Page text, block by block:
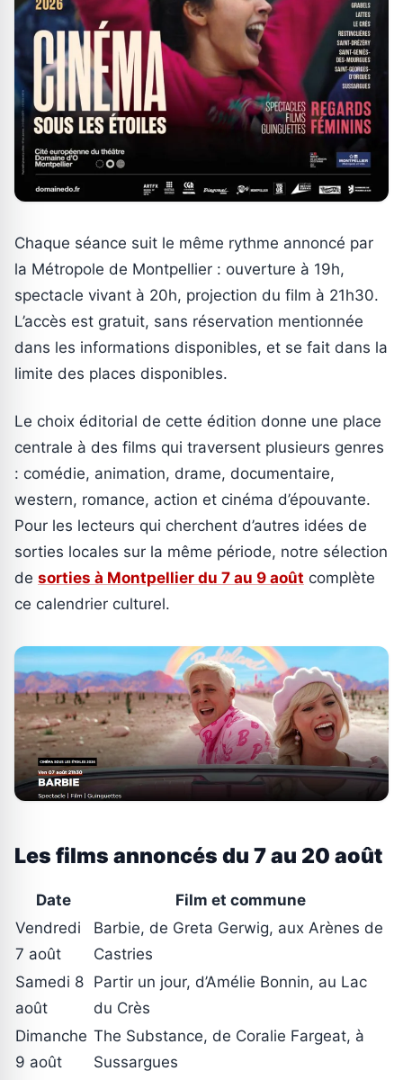
Chaque séance suit le même rythme annoncé par
la Métropole de Montpellier : ouverture à 19h,
spectacle vivant à 20h, projection du film à 21h30.
L’accès est gratuit, sans réservation mentionnée
dans les informations disponibles, et se fait dans la
limite des places disponibles.
Le choix éditorial de cette édition donne une place
centrale à des films qui traversent plusieurs genres
: comédie, animation, drame, documentaire,
western, romance, action et cinéma d’épouvante.
Pour les lecteurs qui cherchent d’autres idées de
sorties locales sur la même période, notre sélection
de sorties à Montpellier du 7 au 9 août complète
ce calendrier culturel.
Les films annoncés du 7 au 20 août
Date
Film et commune
Vendredi
7 août
Barbie, de Greta Gerwig, aux Arènes de
Castries
Samedi 8
août
Partir un jour, d’Amélie Bonnin, au Lac
du Crès
Dimanche
9 août
The Substance, de Coralie Fargeat, à
Sussargues